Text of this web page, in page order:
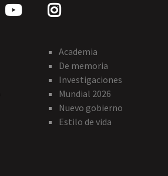
Academia
De memoria
Investigaciones
Mundial 2026
Nuevo gobierno
Estilo de vida